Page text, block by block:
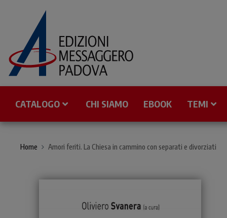
CATALOGO CHI SIAMO EBOOK TEMI
Home Amori feriti. La Chiesa in cammino con separati e divorziati